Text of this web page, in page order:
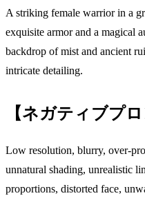
A striking female warrior in a
exquisite armor and a magical
backdrop of mist and ancient
intricate detailing.
【ネガティブプロ
Low resolution, blurry, over-
unnatural shading, unrealistic
proportions, distorted face,